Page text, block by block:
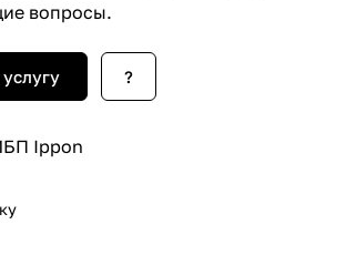
вопросы.
?
Ippon